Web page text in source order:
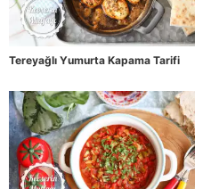
Tereyağlı Yumurta Kapama Tarifi